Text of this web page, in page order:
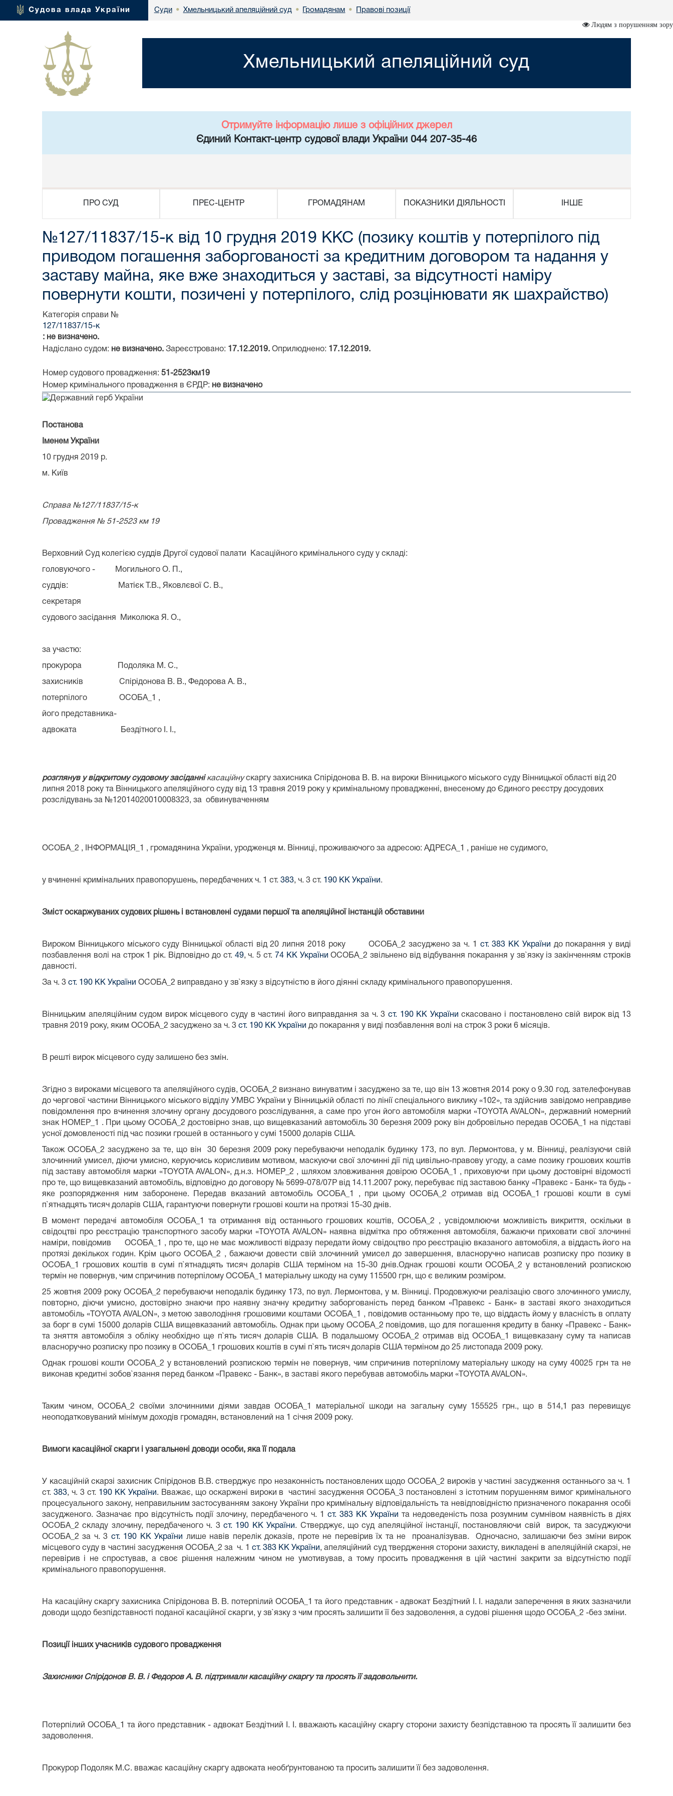
Судова влада України Суди • Хмельницький апеляційний суд • Громадянам • Правові позиції
Людям з порушенням зору
Хмельницький апеляційний суд
Отримуйте інформацію лише з офіційних джерел
Єдиний Контакт-центр судової влади України 044 207-35-46
ПРО СУД ПРЕС-ЦЕНТР ГРОМАДЯНАМ ПОКАЗНИКИ ДІЯЛЬНОСТІ ІНШЕ
№127/11837/15-к від 10 грудня 2019 ККС (позику коштів у потерпілого під
приводом погашення заборгованості за кредитним договором та надання у
заставу майна, яке вже знаходиться у заставі, за відсутності наміру
повернути кошти, позичені у потерпілого, слід розцінювати як шахрайство)
Категорія справи №
127/11837/15-к
: не визначено.
Надіслано судом: не визначено. Зареєстровано: 17.12.2019. Оприлюднено: 17.12.2019.
Номер судового провадження: 51-2523км19
Номер кримінального провадження в ЄРДР: не визначено
Постанова
Іменем України
10 грудня 2019 р.
м. Київ
Справа №127/11837/15-к
Провадження № 51-2523 км 19
Верховний Суд колегією суддів Другої судової палати Касаційного кримінального суду у складі:
головуючого - Могильного О. П.,
суддів: Матієк Т.В., Яковлєвої С. В.,
секретаря
судового засідання Миколюка Я. О.,
за участю:
прокурора Подоляка М. С.,
захисників Спірідонова В. В., Федорова А. В.,
потерпілого ОСОБА_1 ,
його представника-
адвоката Бездітного І. І.,
розглянув у відкритому судовому засіданні касаційнускаргу захисника Спірідонова В. В. на вироки Вінницького міського суду Вінницької області від 20
липня 2018 року та Вінницького апеляційного суду від 13 травня 2019 року у кримінальному провадженні, внесеному до Єдиного реєстру досудових
розслідувань за №12014020010008323, за обвинуваченням
ОСОБА_2 , ІНФОРМАЦІЯ_1 , громадянина України, уродженця м. Вінниці, проживаючого за адресою: АДРЕСА_1 , раніше не судимого,
у вчиненні кримінальних правопорушень, передбачених ч. 1 ст. 383, ч. 3 ст. 190 КК України.
Зміст оскаржуваних судових рішень і встановлені судами першої та апеляційної інстанцій обставини
Вироком Вінницького міського суду Вінницької області від 20 липня 2018 року ОСОБА_2 засуджено за ч. 1 ст. 383 КК України до покарання у виді
позбавлення волі на строк 1 рік. Відповідно до ст. 49, ч. 5 ст. 74 КК України ОСОБА_2 звільнено від відбування покарання у зв`язку із закінченням строків
давності.
За ч. 3 ст. 190 КК України ОСОБА_2 виправдано у зв`язку з відсутністю в його діянні складу кримінального правопорушення.
Вінницьким апеляційним судом вирок місцевого суду в частині його виправдання за ч. 3 ст. 190 КК України скасовано і постановлено свій вирок від 13
травня 2019 року, яким ОСОБА_2 засуджено за ч. 3 ст. 190 КК України до покарання у виді позбавлення волі на строк 3 роки 6 місяців.
В решті вирок місцевого суду залишено без змін.
Згідно з вироками місцевого та апеляційного судів, ОСОБА_2 визнано винуватим і засуджено за те, що він 13 жовтня 2014 року о 9.30 год. зателефонував
до чергової частини Вінницького міського відділу УМВС України у Вінницькій області по лінії спеціального виклику «102», та здійснив завідомо неправдиве
повідомлення про вчинення злочину органу досудового розслідування, а саме про угон його автомобіля марки «TOYOTA AVALON», державний номерний
знак НОМЕР_1 . При цьому ОСОБА_2 достовірно знав, що вищевказаний автомобіль 30 березня 2009 року він добровільно передав ОСОБА_1 на підставі
усної домовленості під час позики грошей в останнього у сумі 15000 доларів США.
Також ОСОБА_2 засуджено за те, що він 30 березня 2009 року перебуваючи неподалік будинку 173, по вул. Лермонтова, у м. Вінниці, реалізуючи свій
злочинний умисел, діючи умисно, керуючись корисливим мотивом, маскуючи свої злочинні дії під цивільно-правову угоду, а саме позику грошових коштів
під заставу автомобіля марки «TOYOTA AVALON», д.н.з. НОМЕР_2 , шляхом зловживання довірою ОСОБА_1 , приховуючи при цьому достовірні відомості
про те, що вищевказаний автомобіль, відповідно до договору № 5699-078/07Р від 14.11.2007 року, перебуває під заставою банку «Правекс - Банк» та будь -
яке розпорядження ним заборонене. Передав вказаний автомобіль ОСОБА_1 , при цьому ОСОБА_2 отримав від ОСОБА_1 грошові кошти в сумі
п`ятнадцять тисяч доларів США, гарантуючи повернути грошові кошти на протязі 15-30 днів.
В момент передачі автомобіля ОСОБА_1 та отримання від останнього грошових коштів, ОСОБА_2 , усвідомлюючи можливість викриття, оскільки в
свідоцтві про реєстрацію транспортного засобу марки «TOYOTA AVALON» наявна відмітка про обтяження автомобіля, бажаючи приховати свої злочинні
наміри, повідомив ОСОБА_1 , про те, що не має можливості відразу передати йому свідоцтво про реєстрацію вказаного автомобіля, а віддасть його на
протязі декількох годин. Крім цього ОСОБА_2 , бажаючи довести свій злочинний умисел до завершення, власноручно написав розписку про позику в
ОСОБА_1 грошових коштів в сумі п`ятнадцять тисяч доларів США терміном на 15-30 днів.Однак грошові кошти ОСОБА_2 у встановлений розпискою
термін не повернув, чим спричинив потерпілому ОСОБА_1 матеріальну шкоду на суму 115500 грн, що є великим розміром.
25 жовтня 2009 року ОСОБА_2 перебуваючи неподалік будинку 173, по вул. Лермонтова, у м. Вінниці. Продовжуючи реалізацію свого злочинного умислу,
повторно, діючи умисно, достовірно знаючи про наявну значну кредитну заборгованість перед банком «Правекс - Банк» в заставі якого знаходиться
автомобіль «TOYOTA AVALON», з метою заволодіння грошовими коштами ОСОБА_1 , повідомив останньому про те, що віддасть йому у власність в оплату
за борг в сумі 15000 доларів США вищевказаний автомобіль. Однак при цьому ОСОБА_2 повідомив, що для погашення кредиту в банку «Правекс - Банк»
та зняття автомобіля з обліку необхідно ще п`ять тисяч доларів США. В подальшому ОСОБА_2 отримав від ОСОБА_1 вищевказану суму та написав
власноручно розписку про позику в ОСОБА_1 грошових коштів в сумі п`ять тисяч доларів США терміном до 25 листопада 2009 року.
Однак грошові кошти ОСОБА_2 у встановлений розпискою термін не повернув, чим спричинив потерпілому матеріальну шкоду на суму 40025 грн та не
виконав кредитні зобов`язання перед банком «Правекс - Банк», в заставі якого перебував автомобіль марки «TOYOTA AVALON».
Таким чином, ОСОБА_2 своїми злочинними діями завдав ОСОБА_1 матеріальної шкоди на загальну суму 155525 грн., що в 514,1 раз перевищує
неоподатковуваний мінімум доходів громадян, встановлений на 1 січня 2009 року.
Вимоги касаційної скарги і узагальнені доводи особи, яка її подала
У касаційній скарзі захисник Спірідонов В.В. стверджує про незаконність постановлених щодо ОСОБА_2 вироків у частині засудження останнього за ч. 1
ст. 383, ч. 3 ст. 190 КК України. Вважає, що оскаржені вироки в частині засудження ОСОБА_3 постановлені з істотним порушенням вимог кримінального
процесуального закону, неправильним застосуванням закону України про кримінальну відповідальність та невідповідністю призначеного покарання особі
засудженого. Зазначає про відсутність події злочину, передбаченого ч. 1 ст. 383 КК України та недоведеність поза розумним сумнівом наявність в діях
ОСОБА_2 складу злочину, передбаченого ч. 3ст. 190 КК України. Стверджує, що суд апеляційної інстанції, постановляючи свій вирок, та засуджуючи
ОСОБА_2 за ч. 3 ст. 190 КК України лише навів перелік доказів, проте не перевірив їх та не проаналізував. Одночасно, залишаючи без зміни вирок
місцевого суду в частині засудження ОСОБА_2 за ч. 1 ст. 383 КК України, апеляційний суд твердження сторони захисту, викладені в апеляційній скарзі, не
перевірив і не спростував, а своє рішення належним чином не умотивував, а тому просить провадження в цій частині закрити за відсутністю події
кримінального правопорушення.
На касаційну скаргу захисника Спірідонова В. В. потерпілий ОСОБА_1 та його представник - адвокат Бездітний І. І. надали заперечення в яких зазначили
доводи щодо безпідставності поданої касаційної скарги, у зв`язку з чим просять залишити її без задоволення, а судові рішення щодо ОСОБА_2 -без зміни.
Позиції інших учасників судового провадження
Захисники Спірідонов В. В. і Федоров А. В. підтримали касаційну скаргу та просять її задовольнити.
Потерпілий ОСОБА_1 та його представник - адвокат Бездітний І. І. вважають касаційну скаргу сторони захисту безпідставною та просять її залишити без
задоволення.
Прокурор Подоляк М.С. вважає касаційну скаргу адвоката необґрунтованою та просить залишити її без задоволення.